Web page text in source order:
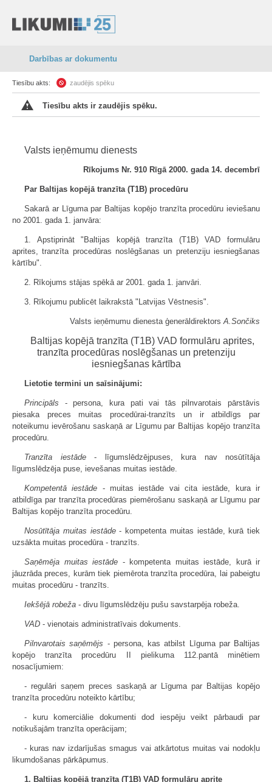
Darbības ar dokumentu
Tiesību akts: zaudējis spēku
Tiesību akts ir zaudējis spēku.
Valsts ieņēmumu dienests
Rīkojums Nr. 910 Rīgā 2000. gada 14. decembrī
Par Baltijas kopējā tranzīta (T1B) procedūru
Sakarā ar Līguma par Baltijas kopējo tranzīta procedūru ieviešanu
no 2001. gada 1. janvāra:
1. Apstiprināt "Baltijas kopējā tranzīta (T1B) VAD formulāru
aprites, tranzīta procedūras noslēgšanas un pretenziju iesniegšanas
kārtību".
2. Rīkojums stājas spēkā ar 2001. gada 1. janvāri.
3. Rīkojumu publicēt laikrakstā "Latvijas Vēstnesis".
Valsts ieņēmumu dienesta ģenerāldirektorsA.Sončiks
Baltijas kopējā tranzīta (T1B) VAD formulāru aprites,
tranzīta procedūras noslēgšanas un pretenziju
iesniegšanas kārtība
Lietotie termini un saīsinājumi:
Principāls - persona, kura pati vai tās pilnvarotais pārstāvis
piesaka preces muitas procedūrai-tranzīts un ir atbildīgs par
noteikumu ievērošanu saskaņā ar Līgumu par Baltijas kopējo tranzīta
procedūru.
Tranzīta iestāde- līgumslēdzējpuses, kura nav nosūtītāja
līgumslēdzēja puse, ievešanas muitas iestāde.
Kompetentā iestāde - muitas iestāde vai cita iestāde, kura ir
atbildīga par tranzīta procedūras piemērošanu saskaņā ar Līgumu par
Baltijas kopējo tranzīta procedūru.
Nosūtītāja muitas iestāde- kompetenta muitas iestāde, kurā tiek
uzsākta muitas procedūra - tranzīts.
Saņēmēja muitas iestāde - kompetenta muitas iestāde, kurā ir
jāuzrāda preces, kurām tiek piemērota tranzīta procedūra, lai pabeigtu
muitas procedūru - tranzīts.
Iekšējā robeža - divu līgumslēdzēju pušu savstarpēja robeža.
VAD - vienotais administratīvais dokuments.
Pilnvarotais saņēmējs - persona, kas atbilst Līguma par Baltijas
kopējo tranzīta procedūru II pielikuma 112.pantā minētiem
nosacījumiem:
- regulāri saņem preces saskaņā ar Līguma par Baltijas kopējo
tranzīta procedūru noteikto kārtību;
- kuru komerciālie dokumenti dod iespēju veikt pārbaudi par
notikušajām tranzīta operācijam;
- kuras nav izdarījušas smagus vai atkārtotus muitas vai nodokļu
likumdošanas pārkāpumus.
1. Baltijas kopējā tranzīta (T1B) VAD formulāru aprite